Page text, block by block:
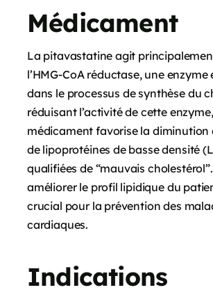
Médicament
La pitavastatine agit
l’HMG-CoA réductase, une enzyme
dans le processus de synthèse du
réduisant l’activité de cette
médicament favorise la diminution
de lipoprotéines de basse densité
qualifiées de “mauvais
améliorer le profil lipidique du
crucial pour la prévention des
cardiaques.
Indications